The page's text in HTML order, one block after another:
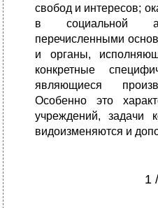
свобод и интересов;
в социальной
перечисленными
и органы,
конкретные
являющиеся
Особенно это
учреждений, задачи
видоизменяются и
1